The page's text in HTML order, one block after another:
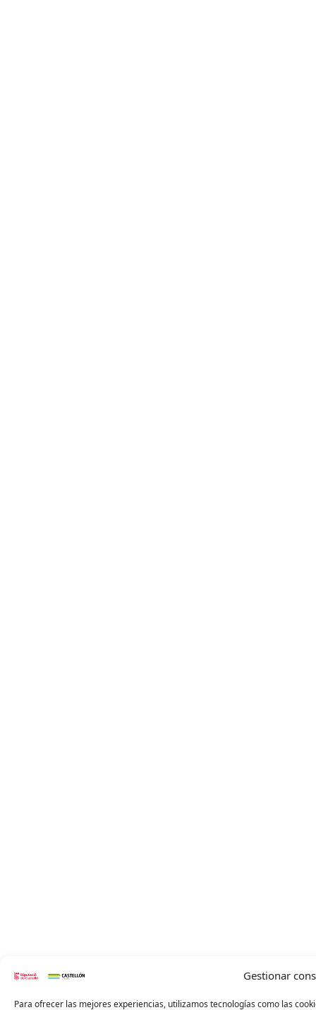
Gestionar
Para ofrecer las mejores experiencias, utilizamos tecnologías como las